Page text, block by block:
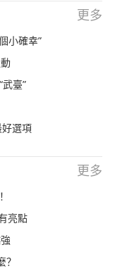
更多
小確幸”
臺”
選項
更多
亮點